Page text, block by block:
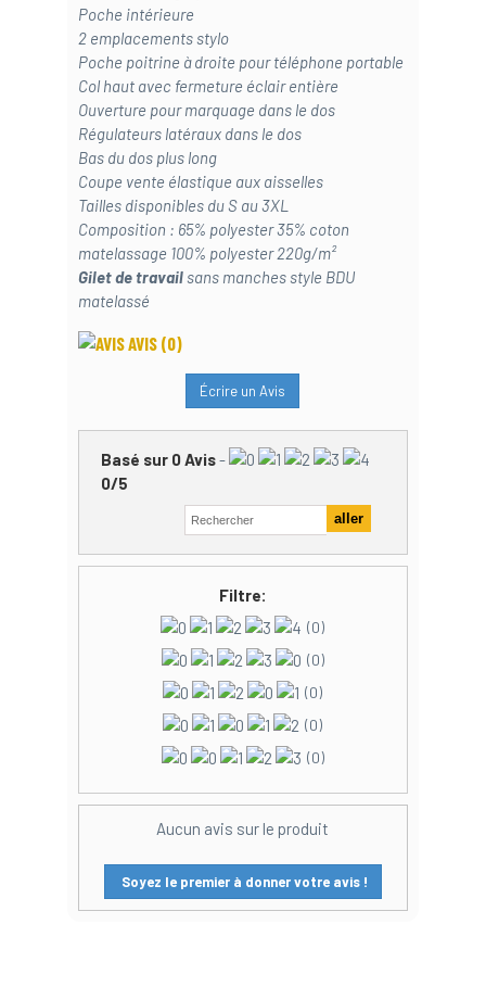
Poche intérieure
2 emplacements stylo
Poche poitrine à droite pour téléphone portable
Col haut avec fermeture éclair entière
Ouverture pour marquage dans le dos
Régulateurs latéraux dans le dos
Bas du dos plus long
Coupe vente élastique aux aisselles
Tailles disponibles du S au 3XL
Composition : 65% polyester 35% coton
matelassage 100% polyester 220g/m²
Gilet de travailsans manches style BDU
matelassé
AVIS (0)
Écrire un Avis
Basé sur 0Avis-
0/5
Filtre:
(0)
(0)
(0)
(0)
(0)
Aucun avis sur le produit
Soyez le premier à donner votre avis !